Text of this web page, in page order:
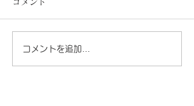
コメント
コメントを追加…